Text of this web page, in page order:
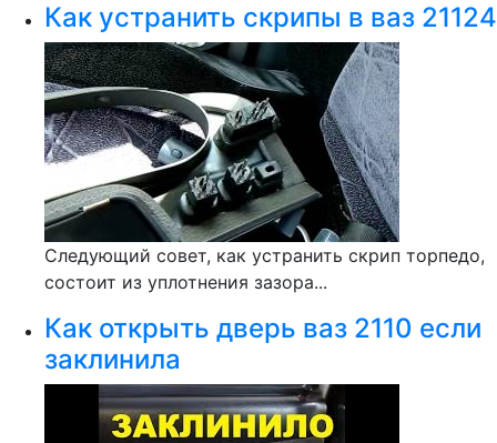
Как устранить скрипы в ваз 21124
Следующий совет, как устранить скрип торпедо,
состоит из уплотнения зазора...
Как открыть дверь ваз 2110 если
заклинила